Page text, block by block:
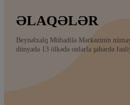
ƏLAQƏLƏR
Beynəlxalq Mübadilə Mərkəzinin
dünyada 13 ölkədə onlarla şəhərdə